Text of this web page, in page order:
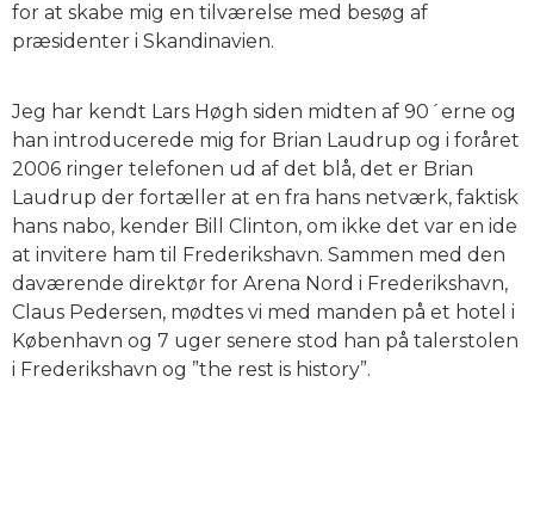
for at skabe mig en tilværelse med besøg af
præsidenter i Skandinavien.
Jeg har kendt Lars Høgh siden midten af 90´erne og
han introducerede mig for Brian Laudrup og i foråret
2006 ringer telefonen ud af det blå, det er Brian
Laudrup der fortæller at en fra hans netværk, faktisk
hans nabo, kender Bill Clinton, om ikke det var en ide
at invitere ham til Frederikshavn. Sammen med den
daværende direktør for Arena Nord i Frederikshavn,
Claus Pedersen, mødtes vi med manden på et hotel i
København og 7 uger senere stod han på talerstolen
i Frederikshavn og ”the rest is history”.